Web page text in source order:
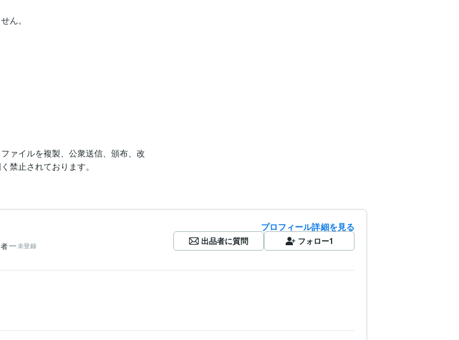
ん。
ァイルを複製、公衆送信、頒布、改
禁止されております。
未登録
プロフィール詳細を見る
出品者に質問 フォロー1